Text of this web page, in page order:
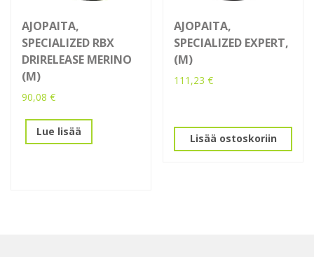
AJOPAITA,
SPECIALIZED RBX
DRIRELEASE MERINO
(M)
90,08 €
Lue lisää
AJOPAITA,
SPECIALIZED EXPERT,
(M)
111,23€
Lisää ostoskoriin